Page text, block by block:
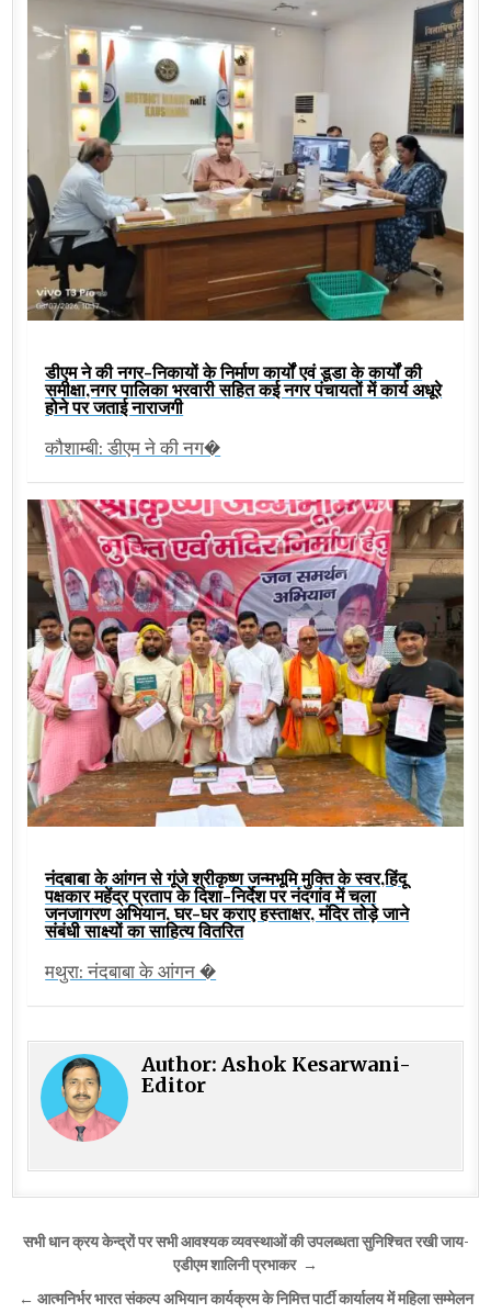
डीएम ने की नगर-निकायों के निर्माण कार्यों एवं डूडा के कार्यों की
समीक्षा,नगर पालिका भरवारी सहित कई नगर पंचायतों में कार्य अधूरे
होने पर जताई नाराजगी
कौशाम्बी: डीएम ने की नग�
नंदबाबा के आंगन से गूंजे श्रीकृष्ण जन्मभूमि मुक्ति के स्वर,हिंदू
पक्षकार महेंद्र प्रताप के दिशा-निर्देश पर नंदगांव में चला
जनजागरण अभियान, घर-घर कराए हस्ताक्षर, मंदिर तोड़े जाने
संबंधी साक्ष्यों का साहित्य वितरित
मथुरा: नंदबाबा के आंगन �
Author:Ashok Kesarwani-
Editor
Post
सभी धान क्रय केन्द्रों पर सभी आवश्यक व्यवस्थाओं की उपलब्धता सुनिश्चित रखी जाय-
एडीएम शालिनी प्रभाकर →
← आत्मनिर्भर भारत संकल्प अभियान कार्यक्रम के निमित्त पार्टी कार्यालय में महिला सम्मेलन